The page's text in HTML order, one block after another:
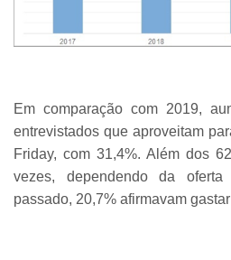
Em comparação com 2019,
entrevistados que aproveitam
Friday, com 31,4%. Além dos
vezes, dependendo da
passado, 20,7% afirmavam